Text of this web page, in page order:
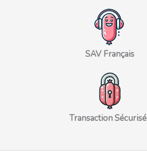
SAV Français
Transaction